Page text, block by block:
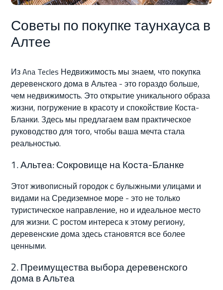
О Нас
Контакт
Советы по покупке таунхауса в
Алтее
Из Ana Tecles Недвижимость мы знаем, что покупка
деревенского дома в Альтеа - это гораздо больше,
чем недвижимость. Это открытие уникального образа
жизни, погружение в красоту и спокойствие Коста-
Бланки. Здесь мы предлагаем вам практическое
руководство для того, чтобы ваша мечта стала
реальностью.
1. Альтеа: Сокровище на Коста-Бланке
Этот живописный городок с булыжными улицами и
видами на Средиземное море - это не только
туристическое направление, но и идеальное место
для жизни. С ростом интереса к этому региону,
деревенские дома здесь становятся все более
ценными.
2. Преимущества выбора деревенского
дома в Альтеа